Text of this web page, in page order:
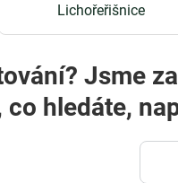
Lichořeřišnice
Jsme
hledáte,